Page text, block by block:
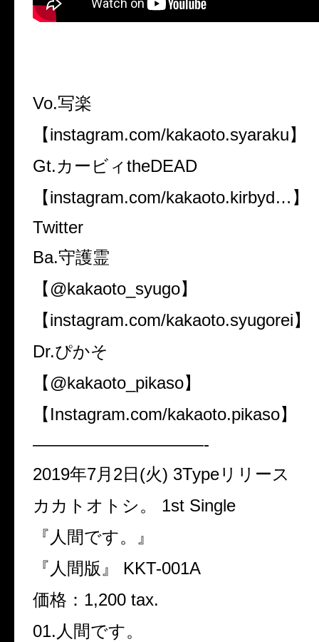
Vo.写楽
【instagram.com/kakaoto.syaraku】
Gt.カービィtheDEAD
【instagram.com/kakaoto.kirbyd… 】
Twitter
Ba.守護霊
【 @kakaoto_syugo】
【instagram.com/kakaoto.syugorei】
Dr.ぴかそ
【 @kakaoto_pikaso】
【 Instagram.com/kakaoto.pikaso】
——————————-
2019年7月 2日 (火) 3Typeリリース
カカトオトシ。
1st Single
『人間です。』
『人間版』
KKT-001A
価格： 1,200 tax.
01. 人間です。